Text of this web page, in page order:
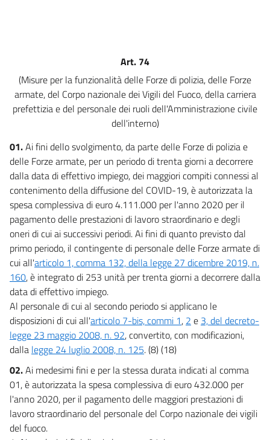
8
9
11
12
13
14
15
16
17
17 bis
17 ter
17 quater
18
18 bis
Titolo II
Misure a sostegno del lavoro
Capo I
Estensione delle misure speciali in tema di ammortizzatori sociali per tutto il
territorio nazionale
19
Art. 74
(Misure per la funzionalità delle Forze di polizia, delle Forze
armate, del Corpo nazionale dei Vigili del Fuoco, della carriera
prefettizia e del personale dei ruoli dell'Amministrazione civile
dell'interno)
01.Ai fini dello svolgimento, da parte delle Forze di polizia e
delle Forze armate, per un periodo di trenta giorni a decorrere
dalla data di effettivo impiego, dei maggiori compiti connessi al
contenimento della diffusione del COVID-19, è autorizzata la
spesa complessiva di euro 4.111.000 per l'anno 2020 per il
pagamento delle prestazioni di lavoro straordinario e degli
oneri di cui ai successivi periodi. Ai fini di quanto previsto dal
primo periodo, il contingente di personale delle Forze armate di
cui all'articolo 1, comma 132, della legge 27 dicembre 2019, n.
160, è integrato di 253 unità per trenta giorni a decorrere dalla
data di effettivo impiego.
Al personale di cui al secondo periodo si applicano le
disposizioni di cui all'articolo 7-bis, commi 1, 2 e 3, del decreto-
legge 23 maggio 2008, n. 92, convertito, con modificazioni,
dalla legge 24 luglio 2008, n. 125. (8) (18)
02.Ai medesimi fini e per la stessa durata indicati al comma
01, è autorizzata la spesa complessiva di euro 432.000 per
l'anno 2020, per il pagamento delle maggiori prestazioni di
lavoro straordinario del personale del Corpo nazionale dei vigili
del fuoco.